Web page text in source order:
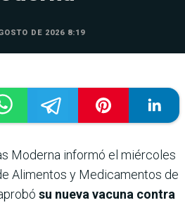
DE 2026 8:19
Moderna informó el miércoles
Alimentos y Medicamentos de
su nueva vacuna contra